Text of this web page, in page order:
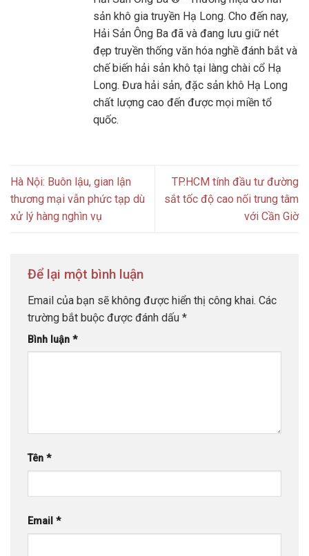
sản khô gia truyền Hạ Long. Cho đến nay,
Hải Sản Ông Ba đã và đang lưu giữ nét
đẹp truyền thống văn hóa nghề đánh bắt và
chế biến hải sản khô tại làng chài cổ Hạ
Long. Đưa hải sản, đặc sản khô Hạ Long
chất lượng cao đến được mọi miền tổ
quốc.
Hà Nội: Buôn lậu, gian lận
thương mại vẫn phức tạp dù
xử lý hàng nghìn vụ
TP.HCM tính đầu tư đường
sắt tốc độ cao nối trung tâm
với Cần Giờ
Để lại một bình luận
Email của bạn sẽ không được hiển thị công khai. Các
trường bắt buộc được đánh dấu *
Bình luận *
Tên *
Email *